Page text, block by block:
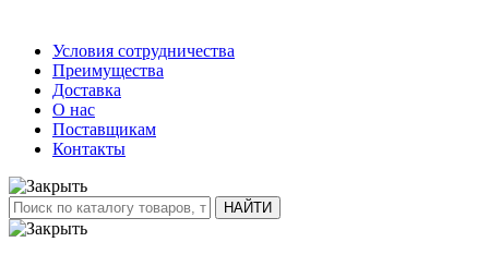
Условия сотрудничества
Преимущества
Доставка
О нас
Поставщикам
Контакты